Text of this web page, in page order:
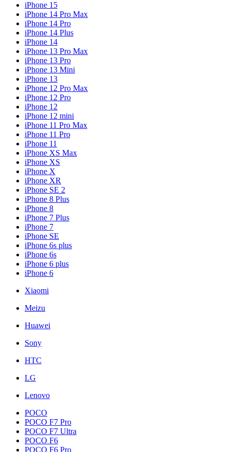
iPhone 15
iPhone 14 Pro Max
iPhone 14 Pro
iPhone 14 Plus
iPhone 14
iPhone 13 Pro Max
iPhone 13 Pro
iPhone 13 Mini
iPhone 13
iPhone 12 Pro Max
iPhone 12 Pro
iPhone 12
iPhone 12 mini
iPhone 11 Pro Max
iPhone 11 Pro
iPhone 11
iPhone XS Max
iPhone XS
iPhone X
iPhone XR
iPhone SE 2
iPhone 8 Plus
iPhone 8
iPhone 7 Plus
iPhone 7
iPhone SE
iPhone 6s plus
iPhone 6s
iPhone 6 plus
iPhone 6
Xiaomi
Meizu
Huawei
Sony
HTC
LG
Lenovo
POCO
POCO F7 Pro
POCO F7 Ultra
POCO F6
POCO F6 Pro